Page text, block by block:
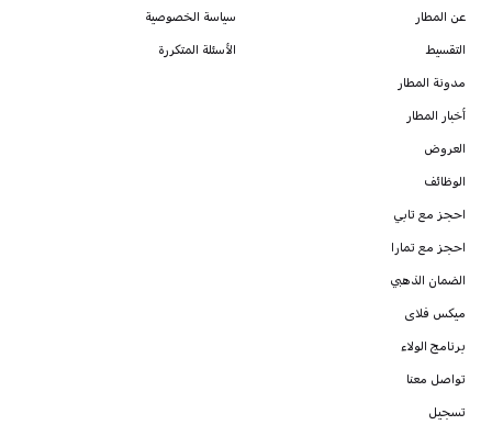
عن المطار
التقسيط
مدونة المطار
أخبار المطار
العروض
الوظائف
احجز مع تابي
احجز مع تمارا
الضمان الذهبي
ميكس فلاى
برنامج الولاء
سياسة الخصوصية
الأسئلة المتكررة
تواصل معنا
تسجيل